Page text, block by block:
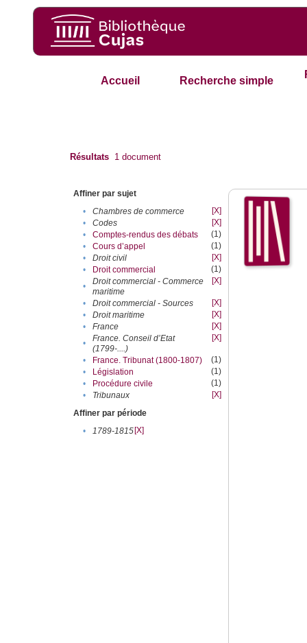
Accueil Recherche simple
Résultats 1 document
Affiner par sujet
•
Chambres de commerce
[X]
•
Codes
[X]
•
Comptes-rendus des débats
(1)
•
Cours d’appel
(1)
•
Droit civil
[X]
•
Droit commercial
(1)
•
Droit commercial - Commerce
maritime
[X]
• Droit commercial - Sources
[X]
•
Droit maritime
[X]
•
France
[X]
•
France. Conseil d’Etat
(1799-....)
[X]
• France. Tribunat (1800-1807)
(1)
•
Législation
(1)
•
Procédure civile
(1)
•
Tribunaux
[X]
Affiner par période
•
1789-1815[X]